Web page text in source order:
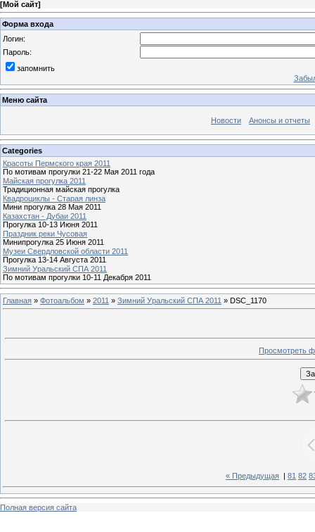
[Мой сайт]
Форма входа
Логин:
Пароль:
запомнить
Меню сайта
Новости Анонсы и отчеты
Categories
Красоты Пермского края 2011
По мотивам прогулки 21-22 Мая 2011 года
Майская прогулка 2011
Традиционная майская прогулка
Квадроциклы - Старая линза
Мини прогулка 28 Мая 2011
Казахстан - Дубаи 2011
Прогулка 10-13 Июня 2011
Праздник реки Чусовая
Минипрогулка 25 Июня 2011
Музеи Свердловской области 2011
Прогулка 13-14 Августа 2011
Зимний Уральский СПА 2011
По мотивам прогулки 10-11 Декабря 2011
Главная » Фотоальбом » 2011 » Зимний Уральский СПА 2011 » DSC_1170
Просмотреть
« Предыдущая 81 82
Полная версия сайта